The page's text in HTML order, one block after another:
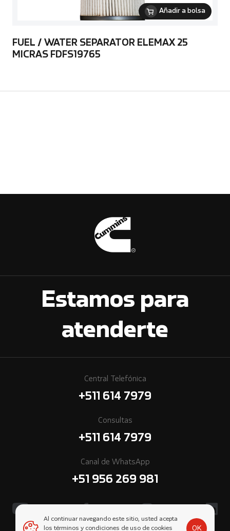
Añadir a bolsa
FUEL / WATER SEPARATOR ELEMAX 25
MICRAS FDFS19765
Estamos para
atenderte
Central Telefónica
+511 614 7979
Consultas
+511 614 7979
Canal de WhatsApp
+51 956 269 981
Al continuar navegando este sitio, usted acepta
los términos y condiciones de uso de cookies
OK